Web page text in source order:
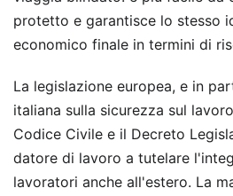
protetto e garantisce lo stesso
economico finale in termini di
La legislazione europea, e in
italiana sulla sicurezza sul
Codice Civile e il Decreto
datore di lavoro a tutelare
lavoratori anche all'estero. La